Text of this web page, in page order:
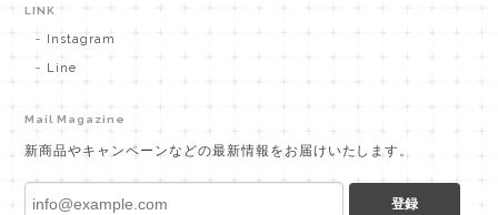
LINK
Instagram
Line
Mail Magazine
新商品やキャンペーンなどの最新情報をお届けいたします。
登録